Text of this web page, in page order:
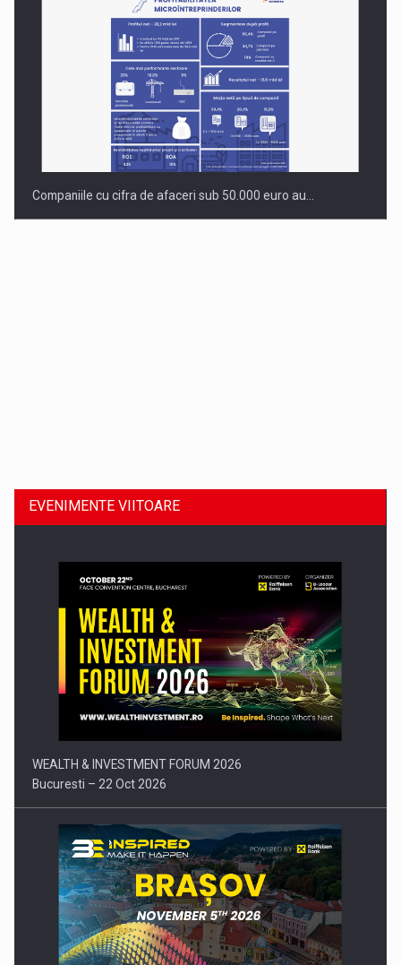
Companiile cu cifra de afaceri sub 50.000 euro au…
Comunicat de presa: Joburile part-time reincep sa intre pe…
EVENIMENTE VIITOARE
WEALTH & INVESTMENT FORUM 2026
Bucuresti – 22 Oct 2026